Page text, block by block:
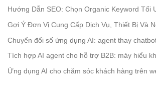
Hướng Dẫn SEO: Chọn Organic Keyword Tối
Gợi Ý Đơn Vị Cung Cấp Dịch Vụ, Thiết Bị Và
Chuyển đổi số ứng dụng AI: agent thay
Tích hợp AI agent cho hỗ trợ B2B: máy hiểu
Ứng dụng AI cho chăm sóc khách hàng trên